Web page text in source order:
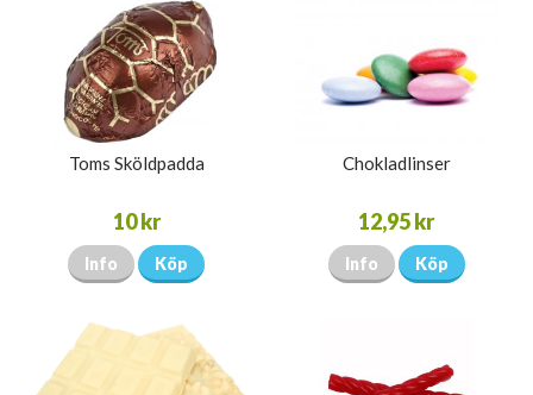
Toms Sköldpadda
10 kr
Info Köp
Chokladlinser
12,95 kr
Info Köp